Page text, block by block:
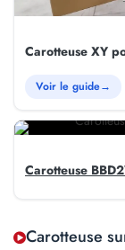
Carotteuse XY
Voir le guide→
Carotteuse
Carotteuse